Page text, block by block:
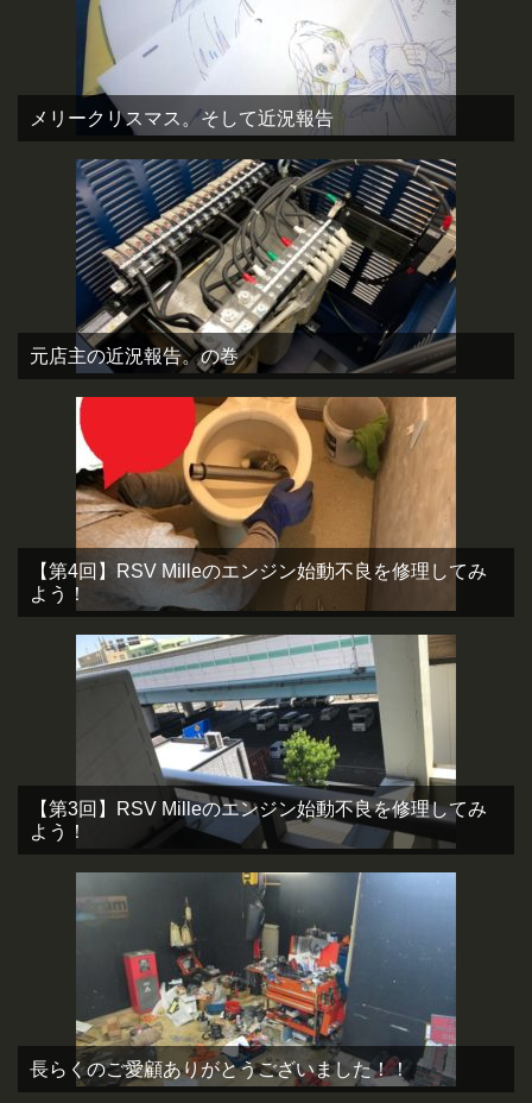
メリークリスマス。そして近況報告
元店主の近況報告。の巻
【第4回】RSV Milleのエンジン始動不良を修理してみ
よう！
【第3回】RSV Milleのエンジン始動不良を修理してみ
よう！
長らくのご愛顧ありがとうございました！！